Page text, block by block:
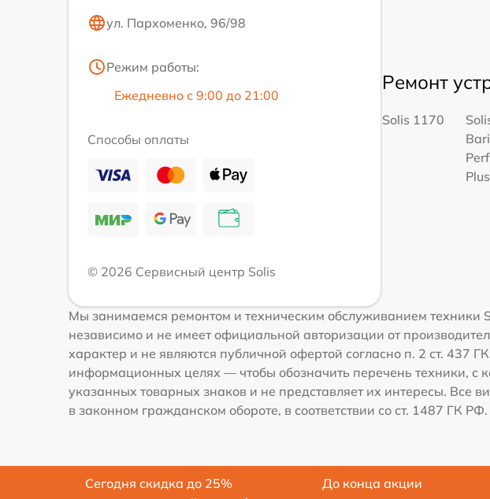
ул. Пархоменко, 96/98
Режим работы:
Ежедневно с 9:00 до 21:00
Способы оплаты
© 2026 Сервисный центр Solis
Ремонт
Solis 1170
Plus
Мы занимаемся ремонтом и техническим обслуживанием техники
независимо и не имеет официальной авторизации от
характер и не являются публичной офертой согласно п. 2 ст. 437
информационных целях — чтобы обозначить перечень техники,
указанных товарных знаков и не представляет их интересы. Все
в законном гражданском обороте, в соответствии со ст. 1487 ГК РФ.
Сегодня скидка до 25%
До конца акции